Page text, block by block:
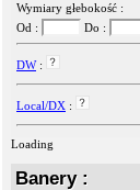
Wymiary głebokość :
Od :
Do :
DW:
Local/DX :
Loading
Banery :